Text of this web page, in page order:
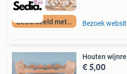
Beoordeeld met 9+ Bezoek
Houten
€ 5,00